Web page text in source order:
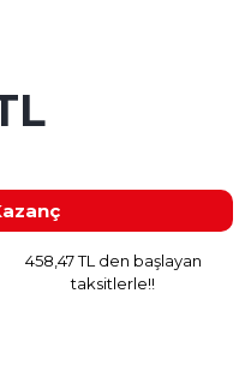
458,47 TL den başlayan
taksitlerle!!